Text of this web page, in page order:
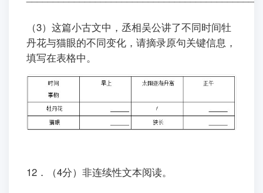
（3）这篇小古文中，丞相吴公讲了不同时间牡
丹花与猫眼的不同变化，请摘录原句关键信息，
填写在表格中。
12．（4分）非连续性文本阅读。